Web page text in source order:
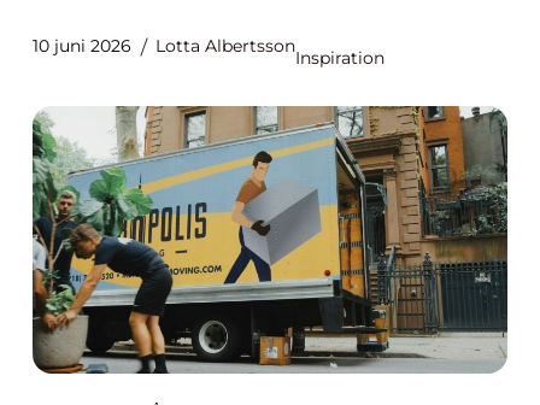
10 juni 2026 Lotta Albertsson
Inspiration